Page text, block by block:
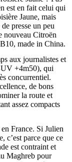
est en fait celui qui
Jaune, mais
presse un peu
nouveau Citroën
made in China.
aux journalistes et
+4m50), qui
concurrentiel.
de bons
la route et
assez compacts
France. Si Julien
c’est parce que ce
est contraint et
Maghreb pour